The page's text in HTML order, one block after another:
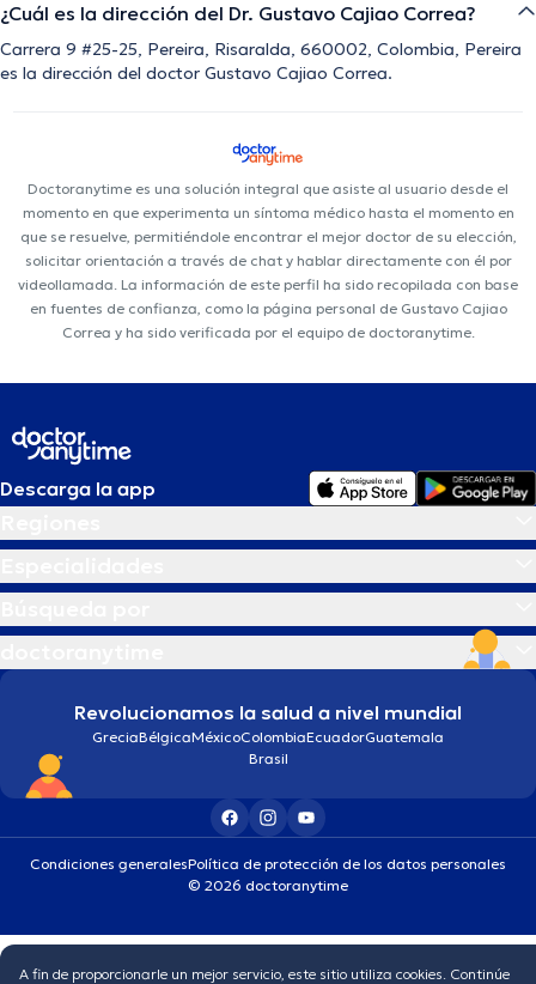
¿Cuál es la dirección del Dr. Gustavo Cajiao Correa?
Carrera 9 #25-25, Pereira, Risaralda, 660002, Colombia, Pereira
es la dirección del doctor Gustavo Cajiao Correa.
Doctoranytime es una solución integral que asiste al usuario desde el
momento en que experimenta un síntoma médico hasta el momento en
que se resuelve, permitiéndole encontrar el mejor doctor de su elección,
solicitar orientación a través de chat y hablar directamente con él por
videollamada. La información de este perfil ha sido recopilada con base
en fuentes de confianza, como la página personal de Gustavo Cajiao
Correa y ha sido verificada por el equipo de doctoranytime.
Descarga la app
Revolucionamos la salud a nivel mundial
GreciaBélgicaMéxicoColombiaEcuadorGuatemala
Brasil
Condiciones generalesPolítica de protección de los datos personales
© 2026 doctoranytime
A fin de proporcionarle un mejor servicio, este sitio utiliza cookies. Continúe